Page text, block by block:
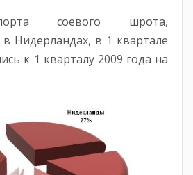
соевого шрота,
Нидерландах, в 1 квартале
к 1 кварталу 2009 года на